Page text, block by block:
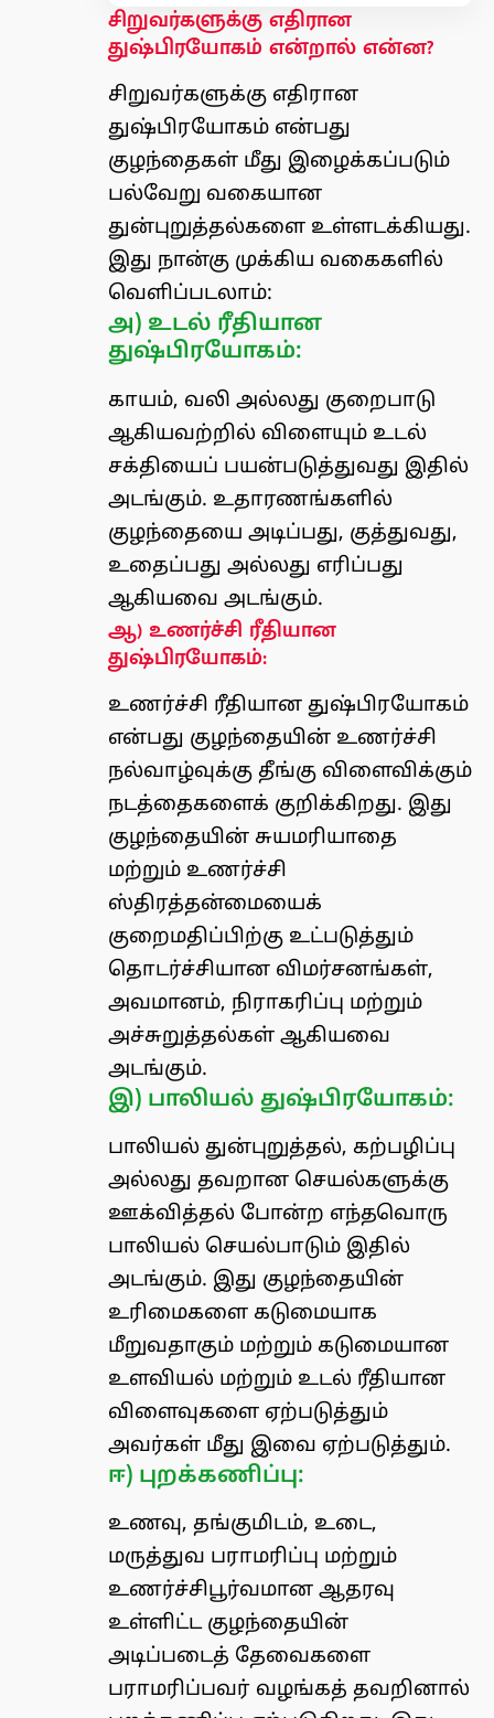
சிறுவர்களுக்கு எதிரான
துஷ்பிரயோகம் என்றால் என்ன?
சிறுவர்களுக்கு எதிரான
துஷ்பிரயோகம் என்பது
குழந்தைகள் மீது இழைக்கப்படும்
பல்வேறு வகையான
துன்புறுத்தல்களை உள்ளடக்கியது.
இது நான்கு முக்கிய வகைகளில்
வெளிப்படலாம்:
அ) உடல் ரீதியான
துஷ்பிரயோகம்:
காயம், வலி ​​அல்லது குறைபாடு
ஆகியவற்றில் விளையும் உடல்
சக்தியைப் பயன்படுத்துவது இதில்
அடங்கும். உதாரணங்களில்
குழந்தையை அடிப்பது, குத்துவது,
உதைப்பது அல்லது எரிப்பது
ஆகியவை அடங்கும்.
ஆ) உணர்ச்சி ரீதியான
துஷ்பிரயோகம்:
உணர்ச்சி ரீதியான துஷ்பிரயோகம்
என்பது குழந்தையின் உணர்ச்சி
நல்வாழ்வுக்கு தீங்கு விளைவிக்கும்
நடத்தைகளைக் குறிக்கிறது. இது
குழந்தையின் சுயமரியாதை
மற்றும் உணர்ச்சி
ஸ்திரத்தன்மையைக்
குறைமதிப்பிற்கு உட்படுத்தும்
தொடர்ச்சியான விமர்சனங்கள்,
அவமானம், நிராகரிப்பு மற்றும்
அச்சுறுத்தல்கள் ஆகியவை
அடங்கும்.
இ) பாலியல் துஷ்பிரயோகம்:
பாலியல் துன்புறுத்தல், கற்பழிப்பு
அல்லது தவறான செயல்களுக்கு
ஊக்வித்தல் போன்ற எந்தவொரு
பாலியல் செயல்பாடும் இதில்
அடங்கும். இது குழந்தையின்
உரிமைகளை கடுமையாக
மீறுவதாகும் மற்றும் கடுமையான
உளவியல் மற்றும் உடல் ரீதியான
விளைவுகளை ஏற்படுத்தும்
அவர்கள் மீது இவை ஏற்படுத்தும்.
ஈ) புறக்கணிப்பு:
உணவு, தங்குமிடம், உடை,
மருத்துவ பராமரிப்பு மற்றும்
உணர்ச்சிபூர்வமான ஆதரவு
உள்ளிட்ட குழந்தையின்
அடிப்படைத் தேவைகளை
பராமரிப்பவர் வழங்கத் தவறினால்